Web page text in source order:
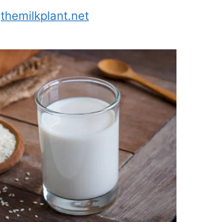
themilkplant.net